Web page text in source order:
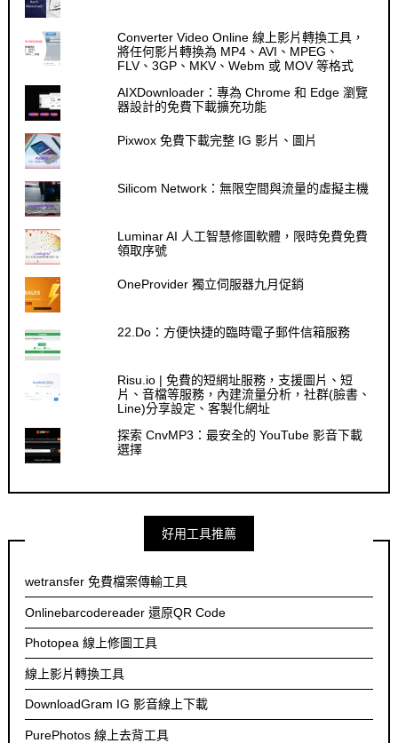
Converter Video Online 線上影片轉換工具，
將任何影片轉換為 MP4、AVI、MPEG、
FLV、3GP、MKV、Webm 或 MOV 等格式
AIXDownloader：專為 Chrome 和 Edge 瀏覽
器設計的免費下載擴充功能
Pixwox 免費下載完整 IG 影片、圖片
Silicom Network：無限空間與流量的虛擬主機
Luminar AI 人工智慧修圖軟體，限時免費免費
領取序號
OneProvider 獨立伺服器九月促銷
22.Do：方便快捷的臨時電子郵件信箱服務
Risu.io | 免費的短網址服務，支援圖片、短
片、音檔等服務，內建流量分析，社群(臉書、
Line)分享設定、客製化網址
探索 CnvMP3：最安全的 YouTube 影音下載
選擇
好用工具推薦
wetransfer 免費檔案傳輸工具
Onlinebarcodereader 還原QR Code
Photopea 線上修圖工具
線上影片轉換工具
DownloadGram IG 影音線上下載
PurePhotos 線上去背工具